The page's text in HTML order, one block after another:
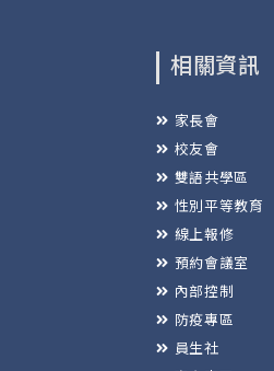
相關資訊
家長會
校友會
雙語共學區
性別平等教育
線上報修
預約會議室
內部控制
防疫專區
員生社